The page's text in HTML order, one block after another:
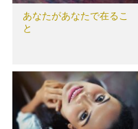
あなたがあなたで在るこ
と